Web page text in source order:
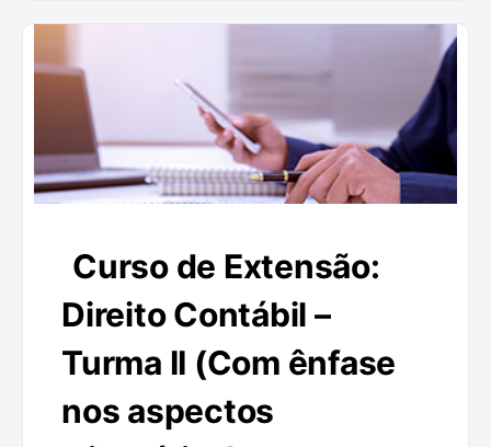
Curso de Extensão:
Direito Contábil –
Turma II (Com ênfase
nos aspectos